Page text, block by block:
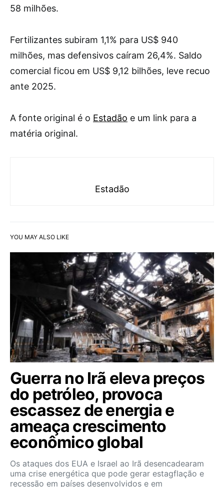
58 milhões.
Fertilizantes subiram 1,1% para US$ 940
milhões, mas defensivos caíram 26,4%. Saldo
comercial ficou em US$ 9,12 bilhões, leve recuo
ante 2025.
A fonte original é o Estadão e um link para a
matéria original.
Estadão
YOU MAY ALSO LIKE
Guerra no Irã eleva preços
do petróleo, provoca
escassez de energia e
ameaça crescimento
econômico global
Os ataques dos EUA e Israel ao Irã desencadearam
uma crise energética que pode gerar estagflação e
recessão em países desenvolvidos e em